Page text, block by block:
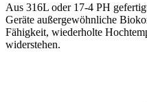
Aus 316L oder 17-4 PH
Geräte außergewöhnliche
Fähigkeit, wiederholte
widerstehen.